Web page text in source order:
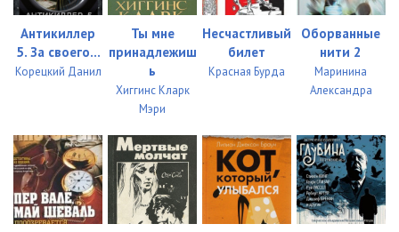
Антикиллер
5. За своего…
Корецкий Данил
Ты мне
принадлежиш
ь
Хиггинс Кларк
Мэри
Несчастливый
билет
Красная Бурда
Оборванные
нити 2
Маринина
Александра